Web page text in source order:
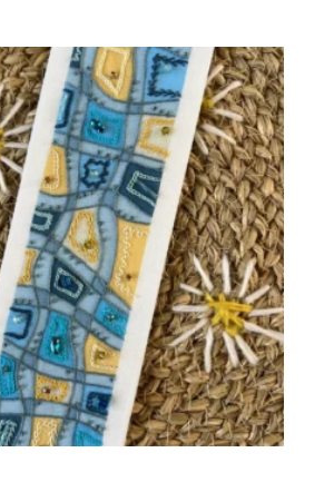
14,00 €
à
32,00 €